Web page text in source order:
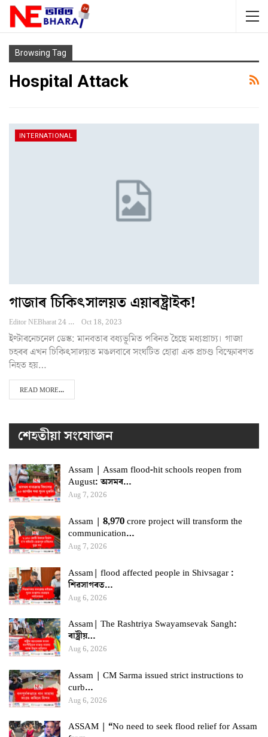
Browsing Tag
Hospital Attack
INTERNATIONAL
গাজাৰ চিকিৎসালয়ত এয়াৰষ্ট্ৰাইক!
Editor NEBharat 24 Oct 18, 2023
ইণ্টাৰনেচনেল ডেস্ক: মানবতাৰ বধ্যভূমিত পৰিনত হৈছে মধ্যপ্ৰাচ্য। গাজা
চহৰৰ এখন চিকিৎসালয়ত মঙলবাৰে সংঘটিত হোৱা এক প্ৰচণ্ড বিস্ফোৰণত
নিহত হয়…
READ MORE...
শেহতীয়া সংযোজন
Assam | Assam flood-hit schools reopen from
August: অসমৰ…
Aug 7, 2026
Assam | 8,970 crore project will transform the
communication…
Aug 7, 2026
Assam| flood affected people in Shivsagar :
শিৱসাগৰত…
Aug 6, 2026
Assam| The Rashtriya Swayamsevak Sangh:
ৰাষ্ট্ৰীয়…
Aug 6, 2026
Assam | CM Sarma issued strict instructions to
curb…
Aug 6, 2026
ASSAM | “No need to seek flood relief for Assam